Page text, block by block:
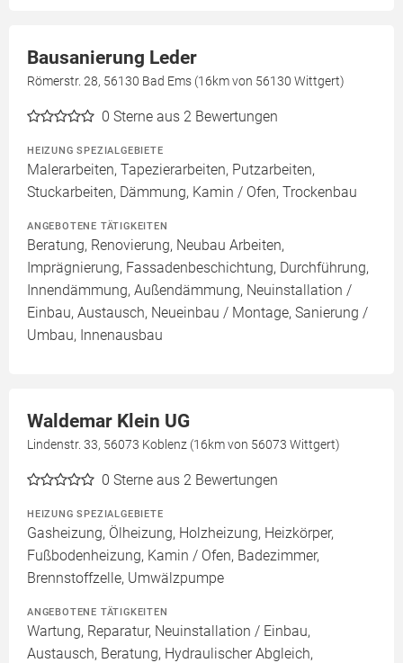
Bausanierung Leder
Römerstr. 28, 56130 Bad Ems (16km von 56130 Wittgert)
0 Sterne aus 2 Bewertungen
HEIZUNG SPEZIALGEBIETE
Malerarbeiten, Tapezierarbeiten, Putzarbeiten,
Stuckarbeiten, Dämmung, Kamin / Ofen, Trockenbau
ANGEBOTENE TÄTIGKEITEN
Beratung, Renovierung, Neubau Arbeiten,
Imprägnierung, Fassadenbeschichtung, Durchführung,
Innendämmung, Außendämmung, Neuinstallation /
Einbau, Austausch, Neueinbau / Montage, Sanierung /
Umbau, Innenausbau
Waldemar Klein UG
Lindenstr. 33, 56073 Koblenz (16km von 56073 Wittgert)
0 Sterne aus 2 Bewertungen
HEIZUNG SPEZIALGEBIETE
Gasheizung, Ölheizung, Holzheizung, Heizkörper,
Fußbodenheizung, Kamin / Ofen, Badezimmer,
Brennstoffzelle, Umwälzpumpe
ANGEBOTENE TÄTIGKEITEN
Wartung, Reparatur, Neuinstallation / Einbau,
Austausch, Beratung, Hydraulischer Abgleich,